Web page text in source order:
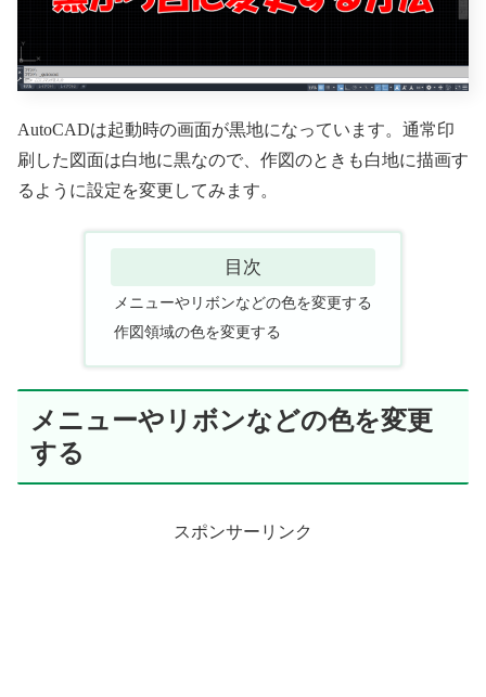
AutoCADは起動時の画面が黒地になっています。通常印
刷した図面は白地に黒なので、作図のときも白地に描画す
るように設定を変更してみます。
目次
メニューやリボンなどの色を変更する
作図領域の色を変更する
メニューやリボンなどの色を変更
する
スポンサーリンク